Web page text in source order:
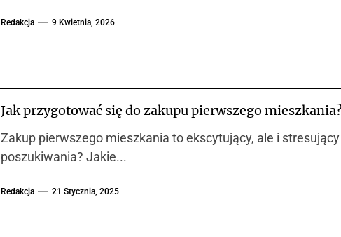
Redakcja 9 Kwietnia, 2026
Jak przygotować się do zakupu pierwszego
Zakup pierwszego mieszkania to ekscytujący, ale i
poszukiwania? Jakie...
Redakcja 21 Stycznia, 2025